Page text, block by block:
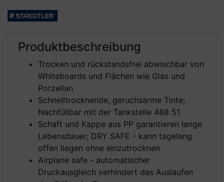
Produktbeschreibung
Trocken und rückstandsfrei abwischbar von
Whiteboards und Flächen wie Glas und
Porzellan
Schnelltrocknende, geruchsarme Tinte;
Nachfüllbar mit der Tankstelle 488 51
Schaft und Kappe aus PP garantieren lange
Lebensdauer; DRY SAFE - kann tagelang
offen liegen ohne einzutrocknen
Airplane safe - automatischer
Druckausgleich verhindert das Auslaufen